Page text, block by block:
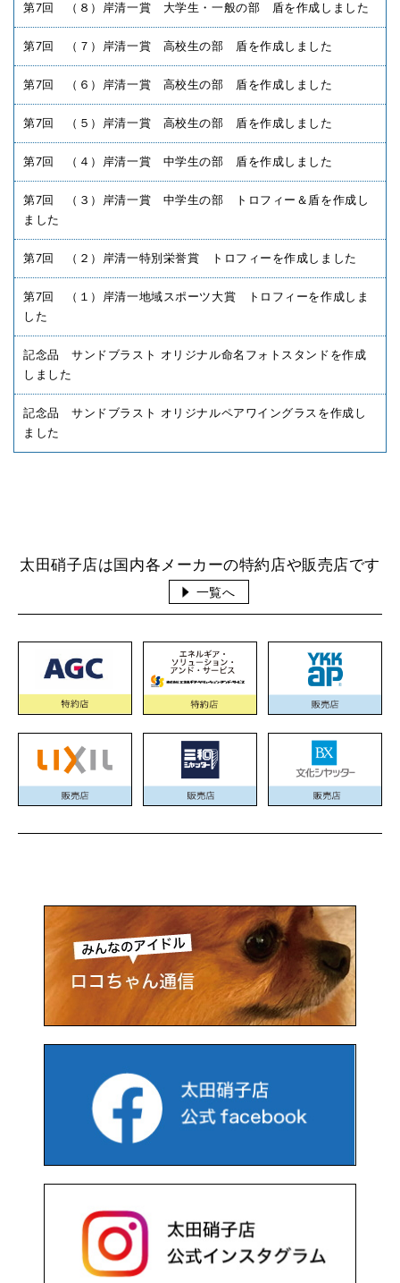
第7回 （８）岸清一賞 大学生・一般の部 盾を作成しました
第7回 （７）岸清一賞 高校生の部 盾を作成しました
第7回 （６）岸清一賞 高校生の部 盾を作成しました
第7回 （５）岸清一賞 高校生の部 盾を作成しました
第7回 （４）岸清一賞 中学生の部 盾を作成しました
第7回 （３）岸清一賞 中学生の部 トロフィー＆盾を作成し
ました
第7回 （２）岸清一特別栄誉賞 トロフィーを作成しました
第7回 （１）岸清一地域スポーツ大賞 トロフィーを作成しま
した
記念品 サンドブラスト オリジナル命名フォトスタンドを作成
しました
記念品 サンドブラスト オリジナルペアワイングラスを作成し
ました
太田硝子店は国内各メーカーの特約店や販売店です
一覧へ